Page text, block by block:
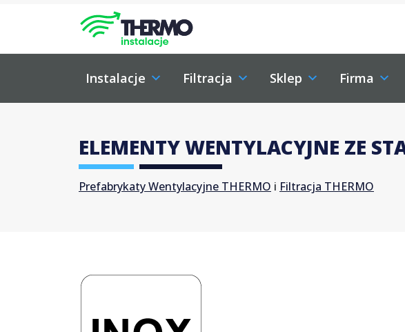
Instalacje Filtracja Sklep Firma
ELEMENTY WENTYLACYJNE ZE
Prefabrykaty Wentylacyjne THERMO i Filtracja THERMO